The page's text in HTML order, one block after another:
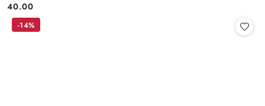
Cena:
40.00
-14%